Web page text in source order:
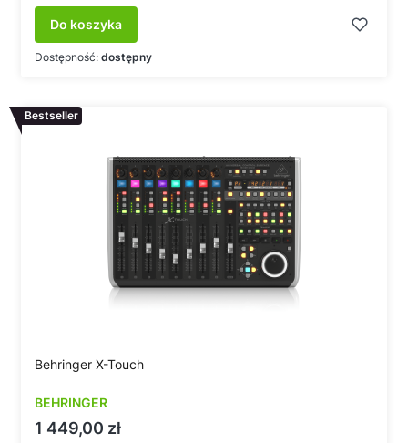
Do koszyka
Dostępność: dostępny
Bestseller
Behringer X-Touch
BEHRINGER
Cena
1 449,00 zł